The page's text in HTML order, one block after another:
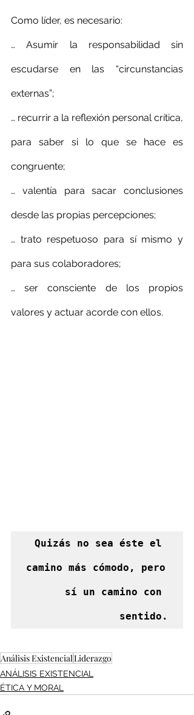
Como líder, es necesario:
… Asumir la responsabilidad sin
escudarse en las “circunstancias
externas”;
… recurrir a la reflexión personal crítica,
para saber si lo que se hace es
congruente;
… valentía para sacar conclusiones
desde las propias percepciones;
… trato respetuoso para sí mismo y
para sus colaboradores;
… ser consciente de los propios
valores y actuar acorde con ellos.
Quizás no sea éste el
camino más cómodo, pero
sí un camino con
sentido.
Análisis ExistencialLiderazgo
ANÁLISIS EXISTENCIAL
ÉTICA Y MORAL